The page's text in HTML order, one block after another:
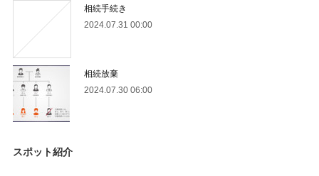
相続手続き
2024.07.31 00:00
相続放棄
2024.07.30 06:00
スポット紹介